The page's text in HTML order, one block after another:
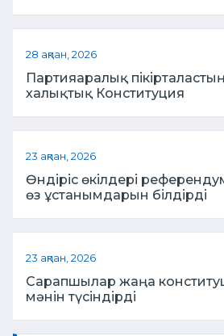
28 ақпан, 2026
Партияаралық пікірталастың
халықтық Конституция
23 ақпан, 2026
Өндіріс өкілдері
өз ұстанымдарын білдірді
23 ақпан, 2026
Сарапшылар жаңа
мәнін түсіндірді